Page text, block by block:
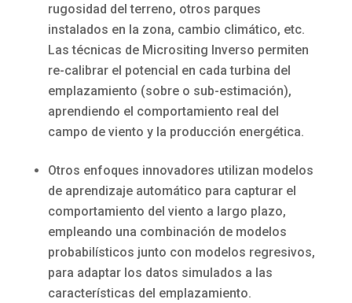
rugosidad del terreno, otros parques
instalados en la zona, cambio climático, etc.
Las técnicas de Micrositing Inverso permiten
re-calibrar el potencial en cada turbina del
emplazamiento (sobre o sub-estimación),
aprendiendo el comportamiento real del
campo de viento y la producción energética.
Otros enfoques innovadores utilizan modelos
de aprendizaje automático para capturar el
comportamiento del viento a largo plazo,
empleando una combinación de modelos
probabilísticos junto con modelos regresivos,
para adaptar los datos simulados a las
características del emplazamiento.